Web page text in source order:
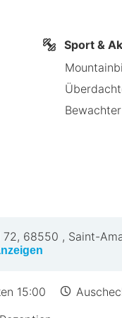
ein
das
HotelSpecials
Sport &
72, 68550 , Saint-
15:00